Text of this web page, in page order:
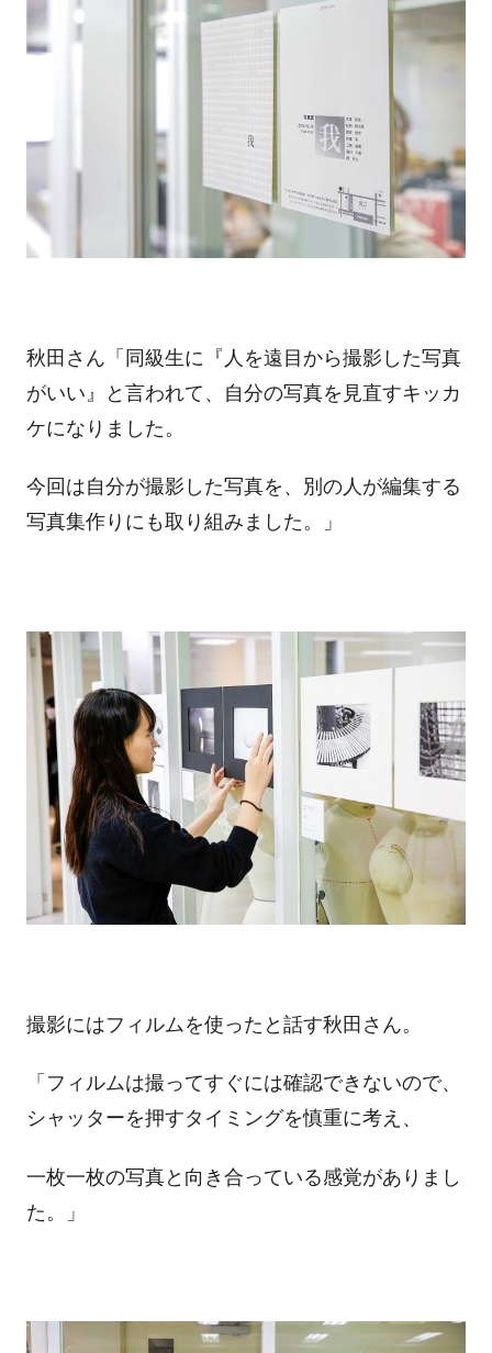
秋田さん「同級生に『人を遠目から撮影した写真
がいい』と言われて、自分の写真を見直すキッカ
ケになりました。
今回は自分が撮影した写真を、別の人が編集する
写真集作りにも取り組みました。」
撮影にはフィルムを使ったと話す秋田さん。
「フィルムは撮ってすぐには確認できないので、
シャッターを押すタイミングを慎重に考え、
一枚一枚の写真と向き合っている感覚がありまし
た。」